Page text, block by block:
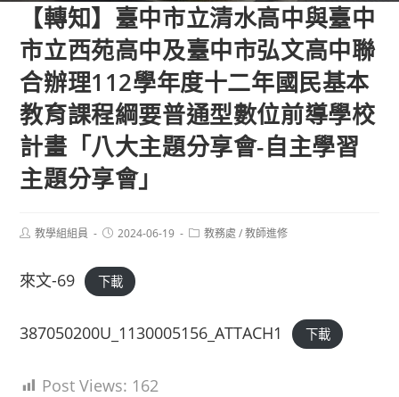
【轉知】臺中市立清水高中與臺中
市立西苑高中及臺中市弘文高中聯
合辦理112學年度十二年國民基本
教育課程綱要普通型數位前導學校
計畫「八大主題分享會-自主學習
主題分享會」
Post教學組組員
Post2024-06-19
Post教務處 / 教師進修
來文-69 下載
387050200U_1130005156_ATTACH1 下載
Post Views: 162